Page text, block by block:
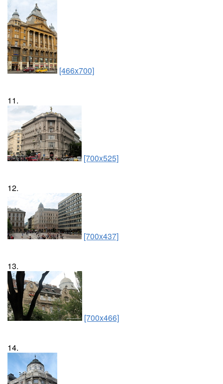
[466x700]
11.
[700x525]
12.
[700x437]
13.
[700x466]
14.